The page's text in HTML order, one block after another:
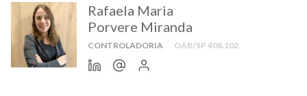
Rafaela Maria
Porvere Miranda
CONTROLADORIA OAB/SP 408.102